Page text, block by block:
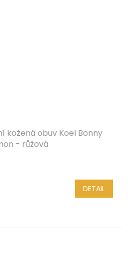
kožená obuv Koel Bonny
- růžová
DETAIL